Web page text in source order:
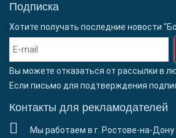
Подписка
Хотите получать последние новости
Вы можете отказаться от рассылки в
Если письмо для подтверждения
Контакты для рекламодателей
Мы работаем в г. Ростове-на-Дону